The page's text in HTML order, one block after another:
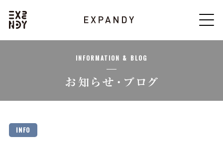
INFORMATION & BLOG
INFO